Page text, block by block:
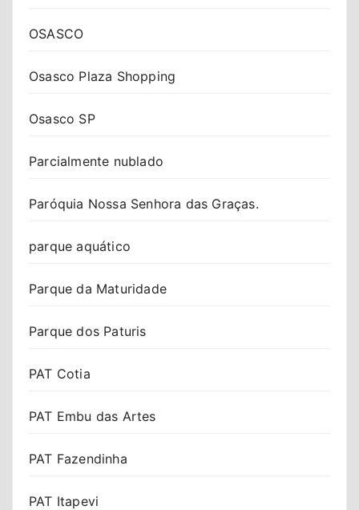
OSASCO
Osasco Plaza Shopping
Osasco SP
Parcialmente nublado
Paróquia Nossa Senhora das Graças.
parque aquático
Parque da Maturidade
Parque dos Paturis
PAT Cotia
PAT Embu das Artes
PAT Fazendinha
PAT Itapevi